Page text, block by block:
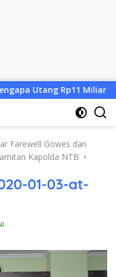
Miliar Belum Dibayar?
Farewell Gowes dan
Kapolda NTB
01-03-at-